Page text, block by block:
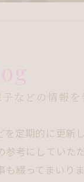
などの情報を
定期的に更新
考にしていた
綴ってまいりま